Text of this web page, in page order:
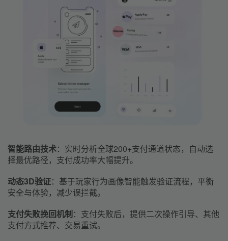
智能路由技术：实时分析全球200+支付通道状态，自动选
择最优路径，支付成功率大幅提升。
动态3D验证：基于玩家行为画像智能触发验证流程，平衡
安全与体验，减少误拦截。
支付失败挽回机制：支付失败后，提供二次操作引导、其他
支付方式推荐、交易重试。